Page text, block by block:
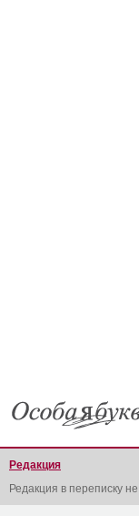
Редакция
Редакция в переписку